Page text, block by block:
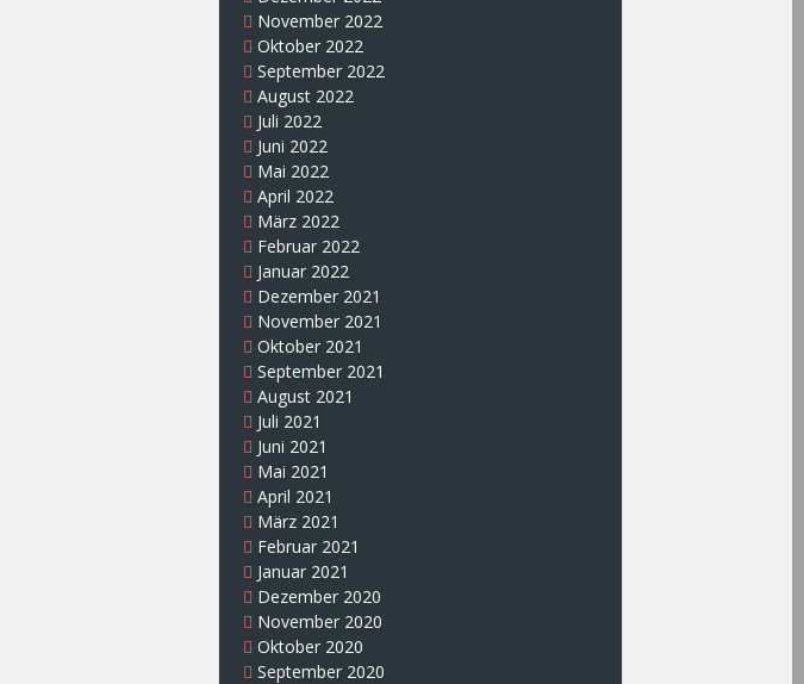
November 2022
Oktober 2022
September 2022
August 2022
Juli 2022
Juni 2022
Mai 2022
April 2022
März 2022
Februar 2022
Januar 2022
Dezember 2021
November 2021
Oktober 2021
September 2021
August 2021
Juli 2021
Juni 2021
Mai 2021
April 2021
März 2021
Februar 2021
Januar 2021
Dezember 2020
November 2020
Oktober 2020
September 2020